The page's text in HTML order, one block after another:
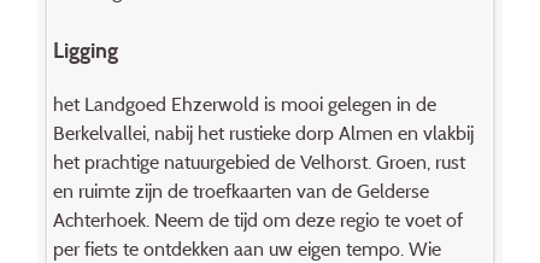
Ligging
het Landgoed Ehzerwold is mooi gelegen in de
Berkelvallei, nabij het rustieke dorp Almen en vlakbij
het prachtige natuurgebied de Velhorst. Groen, rust
en ruimte zijn de troefkaarten van de Gelderse
Achterhoek. Neem de tijd om deze regio te voet of
per fiets te ontdekken aan uw eigen tempo. Wie